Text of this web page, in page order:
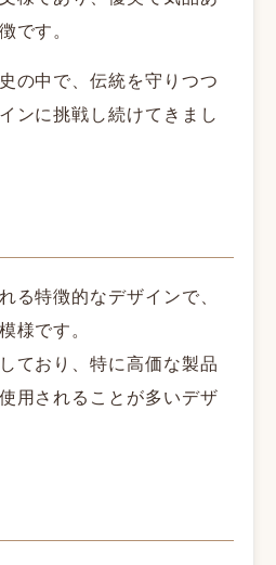
です。
の中で、伝統を守りつつ
ンに挑戦し続けてきまし
る特徴的なデザインで、
様です。
ており、特に高価な製品
用されることが多いデザ